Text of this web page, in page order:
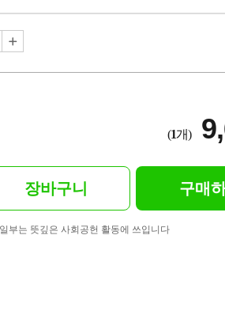
(1개)
장바구니 구매
부는 뜻깊은 사회공헌 활동에 쓰입니다